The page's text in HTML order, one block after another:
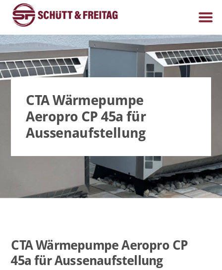
CTA Wärmepumpe
Aeropro CP 45a für
Aussenaufstellung
CTA Wärmepumpe Aeropro CP
45a für Aussenaufstellung